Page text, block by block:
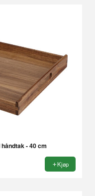
- 40 cm
Kjøp